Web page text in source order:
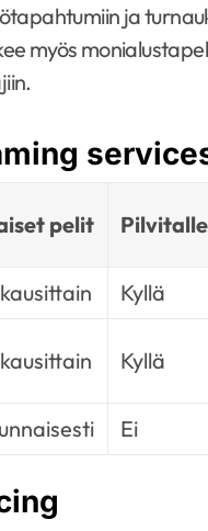
ja
myös
pelit
Kyllä
Kyllä
Ei